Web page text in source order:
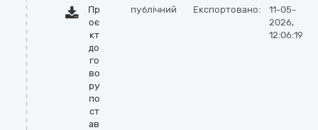
Пр
оє
кт
до
го
во
ру
по
ст
ав
публічний Експортовано:
11-05-
2026,
12:06:19